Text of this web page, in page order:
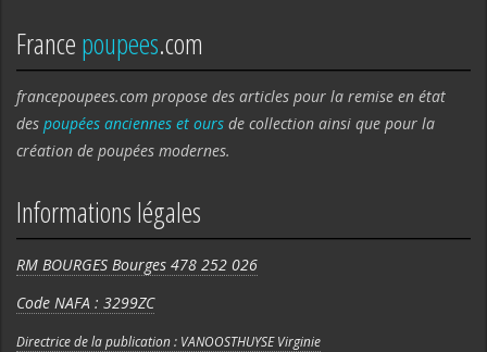
Francepoupees.com
francepoupees.com propose des articles pour la remise en état
des poupées anciennes et ours de collection ainsi que pour la
création de poupées modernes.
Informations légales
RM BOURGES Bourges 478 252 026
Code NAFA : 3299ZC
Directrice de la publication : VANOOSTHUYSE Virginie